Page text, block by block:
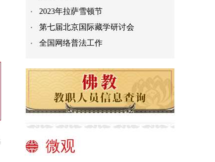
2023年拉萨雪顿节
第七届北京国际藏学研讨会
全国网络普法工作
微观